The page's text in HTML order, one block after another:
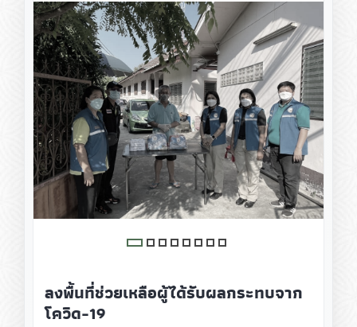
ลงพื้นที่ช่วยเหลือผู้ได้รับผลกระทบจาก
โควิด-19